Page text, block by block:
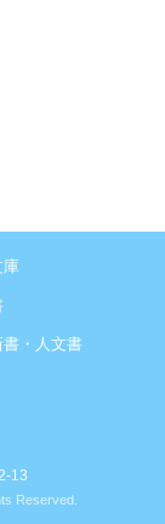
庫
書・人文書
13
Reserved.